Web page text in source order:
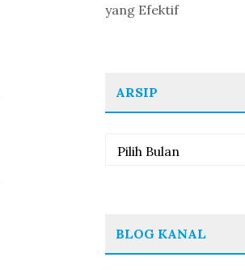
yang Efektif
ARSIP
Arsip
BLOG KANAL